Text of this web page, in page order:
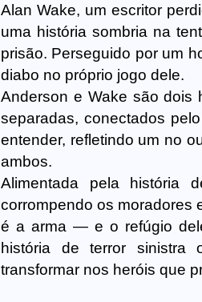
Alan Wake, um escritor
uma história sombria na
prisão. Perseguido por um
diabo no próprio jogo dele.
Anderson e Wake são dois
separadas, conectados
entender, refletindo um no
ambos.
Alimentada pela história
corrompendo os moradores
é a arma — e o refúgio
história de terror sinistra
transformar nos heróis que